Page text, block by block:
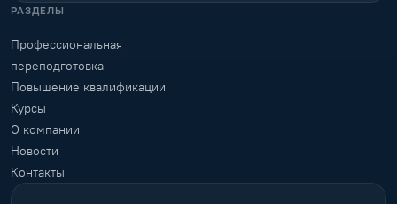
РАЗДЕЛЫ
Профессиональная
переподготовка
Повышение квалификации
Курсы
О компании
Новости
Контакты